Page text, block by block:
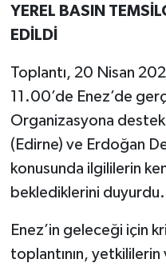
YEREL BASIN
EDİLDİ
Toplantı, 20 Nisan
11.00’de Enez’de
Organizasyona
(Edirne) ve Erdoğan
konusunda ilgililerin
beklediklerini duyurdu.
Enez’in geleceği için
toplantının,